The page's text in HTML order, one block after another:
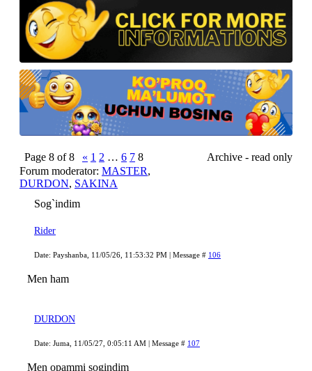
Page 8 of8 « 1 2 … 6 7 8
Archive - read only
Forum moderator: MASTER,
DURDON, SAKINA
Sog`indim
Rider
Date: Payshanba, 11/05/26, 11:53:32 PM | Message # 106
Men ham
DURDON
Date: Juma, 11/05/27, 0:05:11 AM | Message # 107
Men opammi sogindim